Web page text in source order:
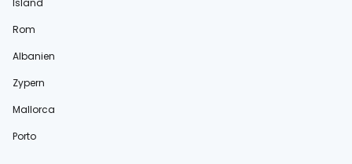
Island
Rom
Albanien
Zypern
Mallorca
Porto